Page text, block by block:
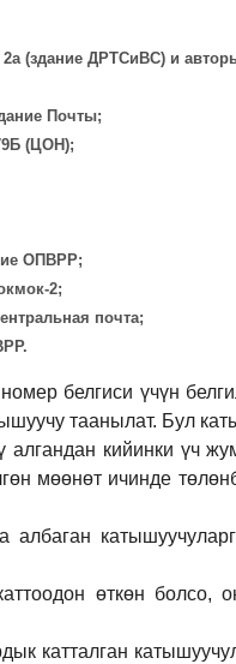
2а (здание ДРТСиВС) и
Почты;
(ЦОН);
ОПВРР;
2;
почта;
белгиси үчүн
таанылат. Бул
алгандан кийинки үч
мөөнөт ичинде
өткөн болсо,
катталган